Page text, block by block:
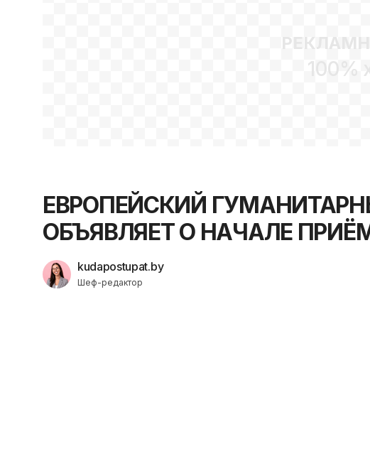
100%
ЕВРОПЕЙСКИЙ
ОБЪЯВЛЯЕТ О НАЧАЛЕ
kudapostupat.by
Шеф-редактор